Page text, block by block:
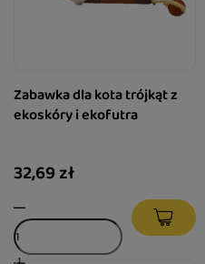
Zabawka dla kota trójkąt z
ekoskóry i ekofutra
32,69 zł